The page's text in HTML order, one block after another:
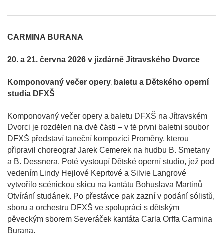
CARMINA BURANA
20. a 21. června 2026 v jízdárně Jítravského Dvorce
Komponovaný večer opery, baletu a Dětského operní
studia DFXŠ
Komponovaný večer opery a baletu DFXŠ na Jítravském
Dvorci je rozdělen na dvě části – v té první baletní soubor
DFXŠ představí taneční kompozici Proměny, kterou
připravil choreograf Jarek Cemerek na hudbu B. Smetany
a B. Dessnera. Poté vystoupí Dětské operní studio, jež pod
vedením Lindy Hejlové Keprtové a Silvie Langrové
vytvořilo scénickou skicu na kantátu Bohuslava Martinů
Otvírání studánek. Po přestávce pak zazní v podání sólistů,
sboru a orchestru DFXŠ ve spolupráci s dětským
pěveckým sborem Severáček kantáta Carla Orffa Carmina
Burana.